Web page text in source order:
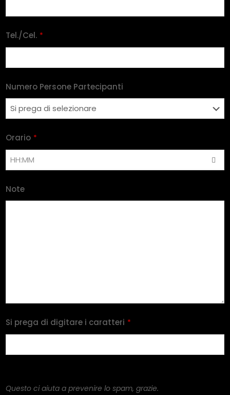
Tel./Cel. *
Numero Persone Partecipanti
Orario *
Note
Si prega di digitare i caratteri *
Questo ci aiuta a prevenire lo spam, grazie.